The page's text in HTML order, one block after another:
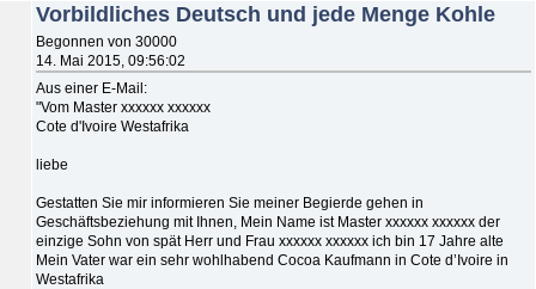
Vorbildliches Deutsch und jede Menge Kohle
Begonnen von 30000
14. Mai 2015, 09:56:02
Aus einer E-Mail:
"Vom Master xxxxxx xxxxxx
Cote d'Ivoire Westafrika
liebe
Gestatten Sie mir informieren Sie meiner Begierde gehen in
Geschäftsbeziehung mit Ihnen, Mein Name ist Master xxxxxx xxxxxx der
einzige Sohn von spät Herr und Frau xxxxxx xxxxxx ich bin 17 Jahre alte
Mein Vater war ein sehr wohlhabend Cocoa Kaufmann in Cote d’Ivoire in
Westafrika